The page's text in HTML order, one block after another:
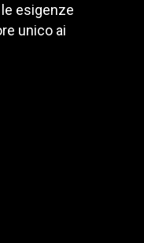
esigenze
unico ai